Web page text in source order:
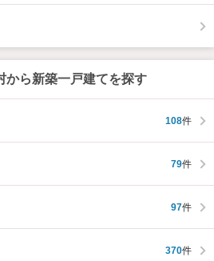
から新築一戸建てを探す
108件
79件
97件
370件